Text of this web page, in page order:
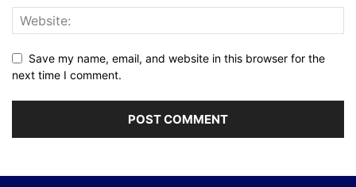
Save my name, email, and website in this browser for the
next time I comment.